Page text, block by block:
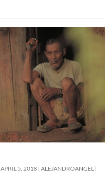
APRIL 5, 2018 ALEJANDROANGEL